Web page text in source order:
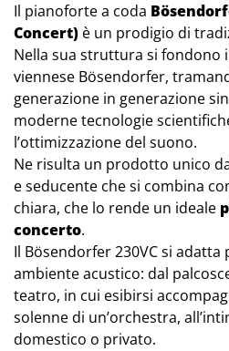
Il pianoforte a coda
Concert) è un prodigio di
Nella sua struttura si fondono
viennese Bösendorfer,
generazione in generazione
moderne tecnologie
l’ottimizzazione del suono.
Ne risulta un prodotto unico
e seducente che si combina
chiara, che lo rende un ideale
concerto.
Il Bösendorfer 230VC si
ambiente acustico: dal
teatro, in cui esibirsi
solenne di un’orchestra,
domestico o privato.